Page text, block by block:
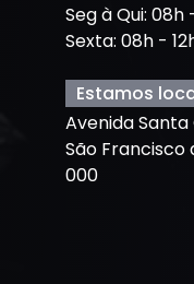
Seg à Qui: 08h
Sexta: 08h -
Estamos
Avenida
São Francisco
000